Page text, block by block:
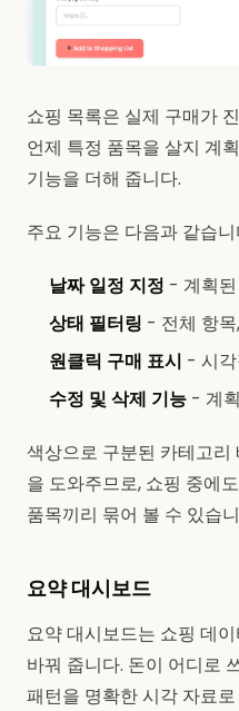
쇼핑 목록은 실제 구매가
언제 특정 품목을 살지 계
기능을 더해 줍니다.
주요 기능은 다음과 같습니
날짜 일정 지정 - 계획
상태 필터링 - 전체 항
원클릭 구매 표시 - 시
수정 및 삭제 기능 - 계
색상으로 구분된 카테고리
을 도와주므로, 쇼핑 중에
품목끼리 묶어 볼 수 있습
요약 대시보드
요약 대시보드는 쇼핑 데
바꿔 줍니다. 돈이 어디로
패턴을 명확한 시각 자료